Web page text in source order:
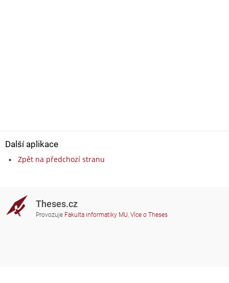
Další aplikace
Zpět na předchozí stranu
Theses.cz
Provozuje Fakulta informatiky MU, Více o Theses